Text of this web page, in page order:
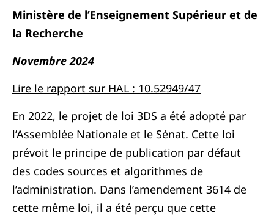
Ministère de l’Enseignement Supérieur et de
la Recherche
Novembre 2024
Lire le rapport sur HAL : 10.52949/47
En 2022, le projet de loi 3DS a été adopté par
l’Assemblée Nationale et le Sénat. Cette loi
prévoit le principe de publication par défaut
des codes sources et algorithmes de
l’administration. Dans l’amendement 3614 de
cette même loi, il a été perçu que cette